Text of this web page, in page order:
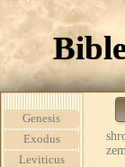
Genesis
Exodus
Leviticus